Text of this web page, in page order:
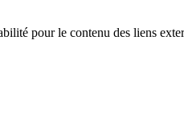
pour le contenu des liens